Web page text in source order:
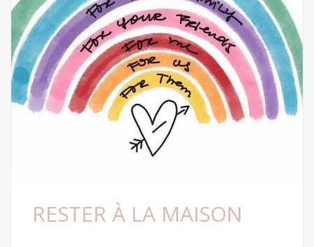
RESTER À LA MAISON